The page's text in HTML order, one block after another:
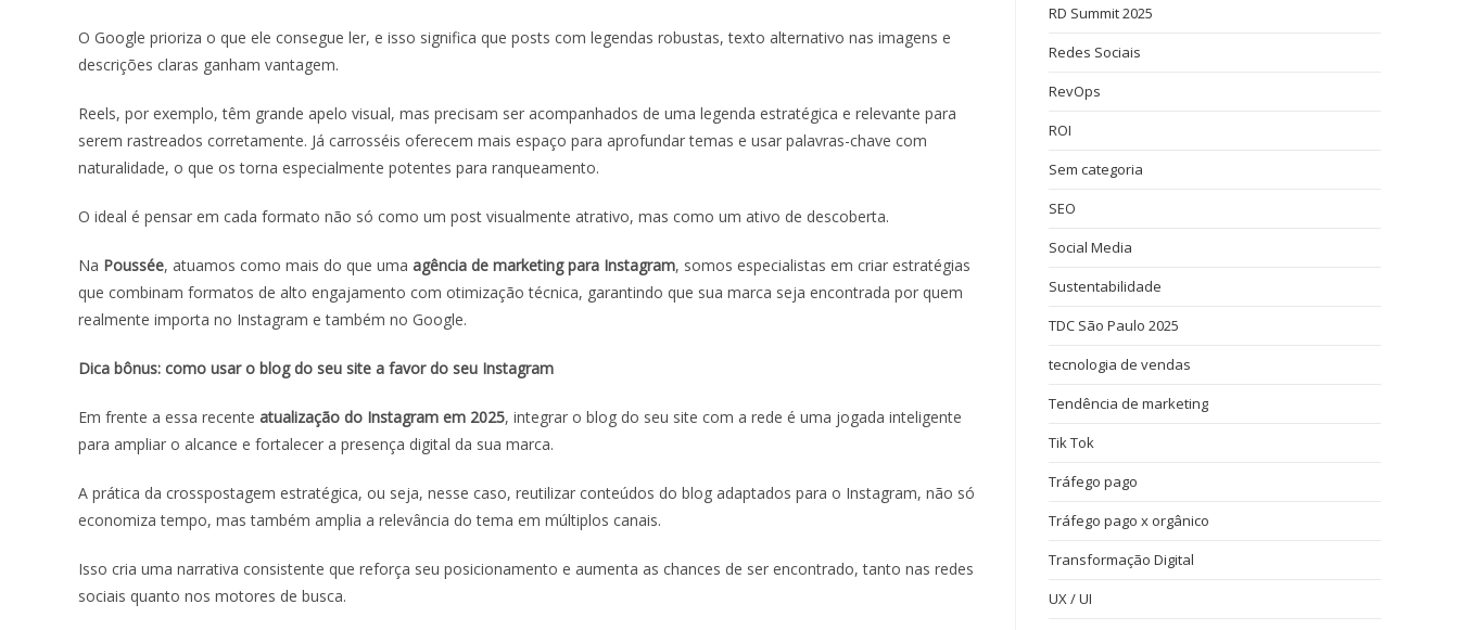
O Google prioriza o que ele consegue ler, e isso significa que posts com legendas robustas, texto alternativo nas imagens e
descrições claras ganham vantagem.
Reels, por exemplo, têm grande apelo visual, mas precisam ser acompanhados de uma legenda estratégica e relevante para
serem rastreados corretamente. Já carrosséis oferecem mais espaço para aprofundar temas e usar palavras-chave com
naturalidade, o que os torna especialmente potentes para ranqueamento.
O ideal é pensar em cada formato não só como um post visualmente atrativo, mas como um ativo de descoberta.
Na Poussée, atuamos como mais do que uma agência de marketing para Instagram, somos especialistas em criar estratégias
que combinam formatos de alto engajamento com otimização técnica, garantindo que sua marca seja encontrada por quem
realmente importa no Instagram e também no Google.
Dica bônus: como usar o blog do seu site a favor do seu Instagram
Em frente a essa recente atualização do Instagram em 2025, integrar o blog do seu site com a rede é uma jogada inteligente
para ampliar o alcance e fortalecer a presença digital da sua marca.
A prática da crosspostagem estratégica, ou seja, nesse caso, reutilizar conteúdos do blog adaptados para o Instagram, não só
economiza tempo, mas também amplia a relevância do tema em múltiplos canais.
Isso cria uma narrativa consistente que reforça seu posicionamento e aumenta as chances de ser encontrado, tanto nas redes
sociais quanto nos motores de busca.
RD Summit 2025
Redes Sociais
RevOps
ROI
Sem categoria
SEO
Social Media
Sustentabilidade
TDC São Paulo 2025
tecnologia de vendas
Tendência de marketing
Tik Tok
Tráfego pago
Tráfego pago x orgânico
Transformação Digital
UX / UI